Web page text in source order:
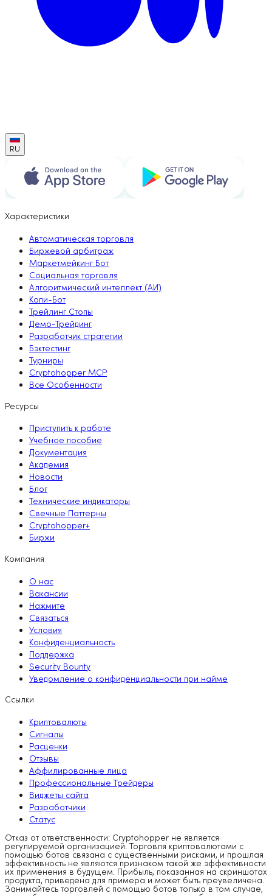
RU
Характеристики
Автоматическая торговля
Биржевой арбитраж
Маркетмейкинг Бот
Социальная торговля
Алгоритмический интеллект (АИ)
Копи-Бот
Трейлинг Стопы
Демо-Трейдинг
Разработчик стратегии
Бэктестинг
Турниры
Cryptohopper MCP
Все Особенности
Ресурсы
Приступить к работе
Учебное пособие
Документация
Академия
Новости
Блог
Технические индикаторы
Свечные Паттерны
Cryptohopper+
Биржи
Компания
О нас
Вакансии
Нажмите
Связаться
Условия
Конфиденциальность
Поддержка
Security Bounty
Уведомление о конфиденциальности при найме
Ссылки
Криптовалюты
Сигналы
Расценки
Отзывы
Аффилированные лица
Профессиональные Трейдеры
Виджеты сайта
Разработчики
Статус
Отказ от ответственности: Cryptohopper не является
регулируемой организацией. Торговля криптовалютами с
помощью ботов связана с существенными рисками, и прошлая
эффективность не являются признаком такой же эффективности
их применения в будущем. Прибыль, показанная на скриншотах
продукта, приведена для примера и может быть преувеличена.
Занимайтесь торговлей с помощью ботов только в том случае,